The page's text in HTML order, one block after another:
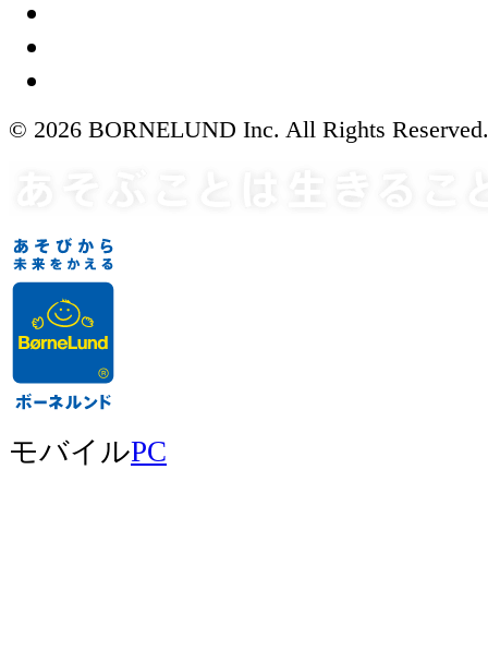
© 2026 BORNELUND Inc. All Rights Reserved.
モバイルPC